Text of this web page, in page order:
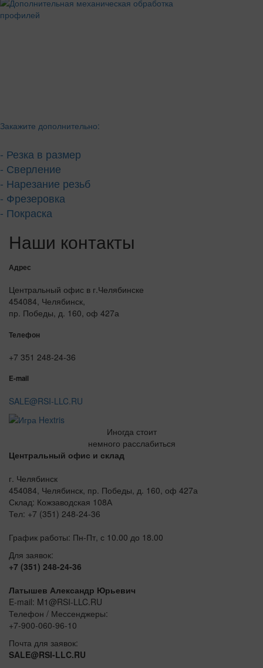
Закажите дополнительно:
- Резка в размер
- Сверление
- Нарезание резьб
- Фрезеровка
- Покраска
Наши контакты
Адрес
Центральный офис в г.Челябинске
454084, Челябинск,
пр. Победы, д. 160, оф 427а
Телефон
+7 351 248-24-36
E-mail
SALE@RSI-LLC.RU
Иногда стоит
немного расслабиться
Центральный офис и склад
г. Челябинск
454084, Челябинск, пр. Победы, д. 160, оф 427а
Склад: Кожзаводская 108А
Тел: +7 (351) 248-24-36
График работы: Пн-Пт, с 10.00 до 18.00
Для заявок:
+7 (351) 248-24-36
Латышев Александр Юрьевич
E-mail: M1@RSI-LLC.RU
Телефон / Мессенджеры:
+7-900-060-96-10
Почта для заявок:
SALE@RSI-LLC.RU